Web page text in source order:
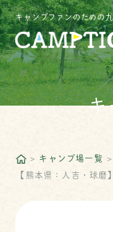
キャンプファンのための
キ
キャンプ場一覧
【熊本県：人吉・球